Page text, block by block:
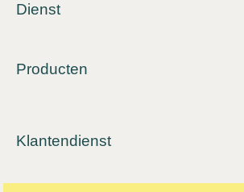
Dienst
Producten
Klantendienst